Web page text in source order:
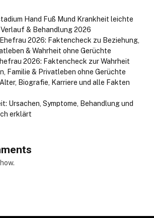
Hand Fuß Mund Krankheit leichte
Verlauf & Behandlung 2026
2026: Faktencheck zu Beziehung,
& Wahrheit ohne Gerüchte
2026: Faktencheck zur Wahrheit
Familie & Privatleben ohne Gerüchte
Biografie, Karriere und alle Fakten
Ursachen, Symptome, Behandlung und
erklärt